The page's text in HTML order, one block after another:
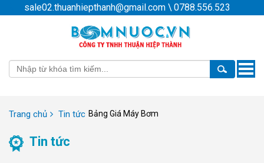
sale02.thuanhiepthanh@gmail.com \ 0788.556.523
Toggle
Trang chủ Tin tức Bảng Giá Máy Bơm
Tin tức